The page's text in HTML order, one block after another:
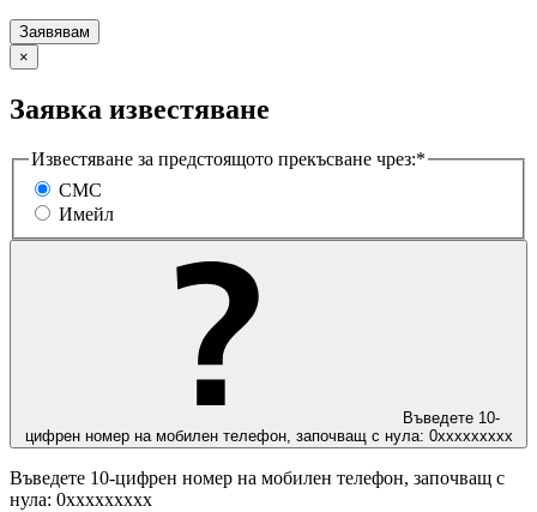
×
Заявка известяване
Известяване за предстоящото прекъсване чрез:*
СМС
Имейл
Въведете 10-
цифрен номер на мобилен телефон, започващ с нула: 0ххххххххх
Въведете 10-цифрен номер на мобилен телефон, започващ с
нула: 0ххххххххх